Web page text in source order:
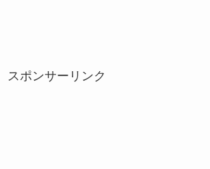
スポンサーリンク